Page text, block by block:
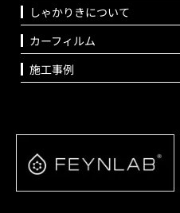
しゃかりきについて
カーフィルム
施工事例